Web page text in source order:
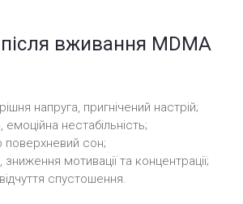
вживання MDMA
напруга, пригнічений настрій;
емоційна нестабільність;
поверхневий сон;
мотивації та концентрації;
спустошення.